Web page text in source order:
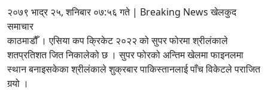
२०७९ भाद्र २५, शनिबार ०७:५६ गते | Breaking News खेलकुद
समाचार
काठमाडौँ । एसिया कप क्रिकेट २०२२ को सुपर फोरमा श्रीलंकाले
शतप्रतिशत जित निकालेको छ । सुपर फोरको अन्तिम खेलमा फाइनलमा
स्थान बनाइसकेका श्रीलंकाले शुक्रबार पाकिस्तानलाई पाँच विकेटले पराजित
गर्‍यो ।